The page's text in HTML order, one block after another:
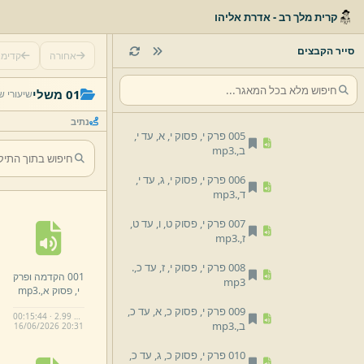
קרית מלך רב - אדרת אליהו
סייר הקבצים
mp3
עד ו,
.
004 פרק י,
mp3
005 פרק י,
פסוק י, א, עד י,
ב,.
mp3
006 פרק י,
פסוק י, ג, עד י,
ד,.
mp3
007 פרק י,
פסוק ט, ו, עד ט,
ז,.
mp3
008 פרק י,
פסוק י, ז, עד כ,.
mp3
009 פרק י,
פסוק כ, א, עד כ,
ב,.
mp3
010 פרק י,
פסוק כ, ג, עד כ,
אחורה
01 משלי
נתיב
001 הקדמה ופרק
י, פסוק א,.
mp3
00:15:44 · 2.99 MB
16/06/2026 20:31